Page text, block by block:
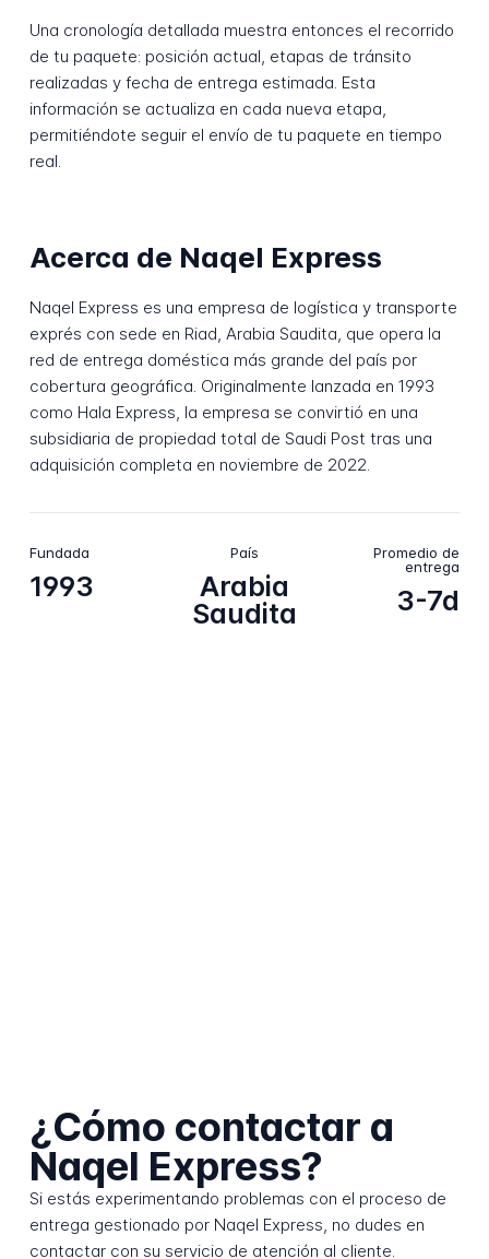
Una cronología detallada muestra entonces el recorrido
de tu paquete: posición actual, etapas de tránsito
realizadas y fecha de entrega estimada. Esta
información se actualiza en cada nueva etapa,
permitiéndote seguir el envío de tu paquete en tiempo
real.
Acerca de Naqel Express
Naqel Express es una empresa de logística y transporte
exprés con sede en Riad, Arabia Saudita, que opera la
red de entrega doméstica más grande del país por
cobertura geográfica. Originalmente lanzada en 1993
como Hala Express, la empresa se convirtió en una
subsidiaria de propiedad total de Saudi Post tras una
adquisición completa en noviembre de 2022.
Fundada
1993
País
Arabia
Saudita
Promedio de
entrega
3-7d
¿Cómo contactar a
Naqel Express?
Si estás experimentando problemas con el proceso de
entrega gestionado por Naqel Express, no dudes en
contactar con su servicio de atención al cliente.